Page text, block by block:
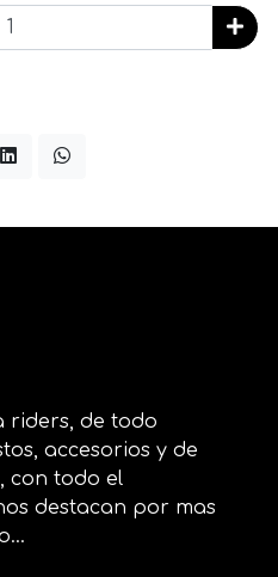
riders, de todo
accesorios y de
con todo el
destacan por mas